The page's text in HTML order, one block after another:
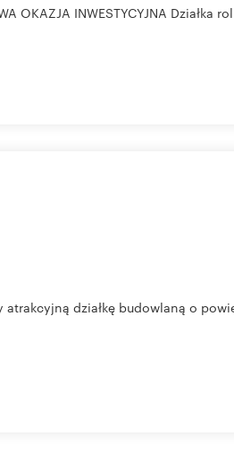
OKAZJA INWESTYCYJNA Działka
atrakcyjną działkę budowlaną o